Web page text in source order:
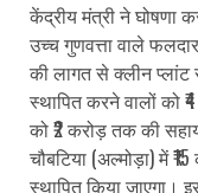
केंद्रीय मंत्री ने घोषणा
उच्च गुणवत्ता वाले
की लागत से क्लीन प्लांट
स्थापित करने वालों को
को ₹2 करोड़ तक की
चौबटिया (अल्मोड़ा) में
स्थापित किया